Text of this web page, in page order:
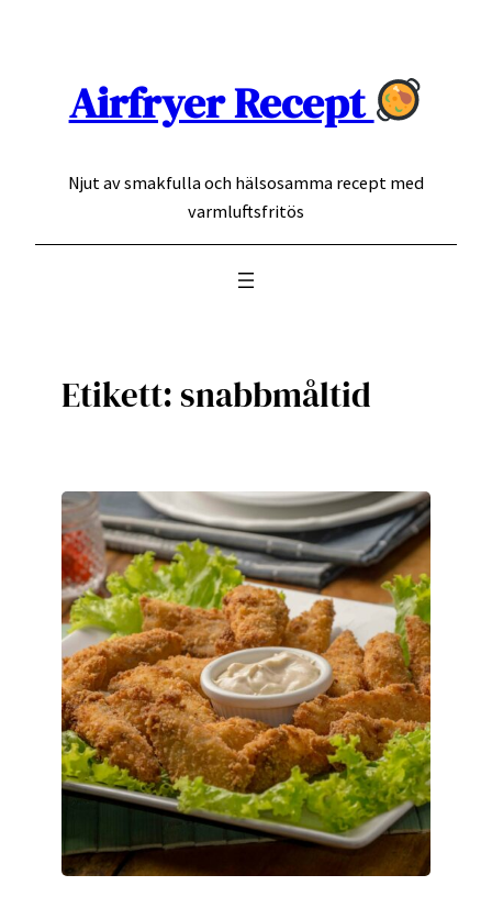
Airfryer Recept
Njut av smakfulla och hälsosamma recept med
varmluftsfritös
Etikett: snabbmåltid